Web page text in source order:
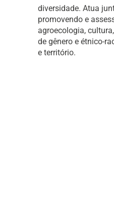
diversidade. Atua
promovendo e
agroecologia,
de gênero e étnico-
e território.